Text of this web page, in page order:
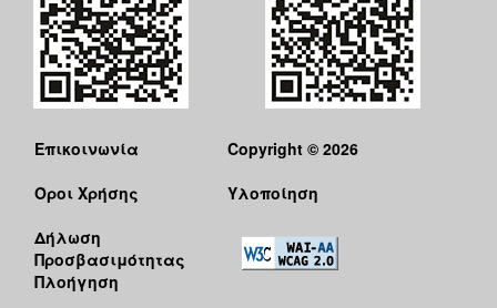
Επικοινωνία
Όροι Χρήσης
Δήλωση
Προσβασιμότητας
Πλοήγηση
Copyright © 2026
Υλοποίηση